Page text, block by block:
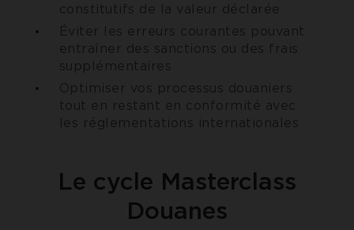
constitutifs de la valeur déclarée
Éviter les erreurs courantes pouvant
entraîner des sanctions ou des frais
supplémentaires
Optimiser vos processus douaniers
tout en restant en conformité avec
les réglementations internationales
Le cycle Masterclass
Douanes